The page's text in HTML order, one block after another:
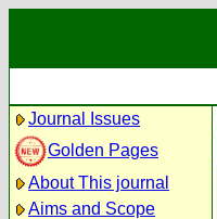
Journal Issues
Golden Pages
About This journal
Aims and Scope